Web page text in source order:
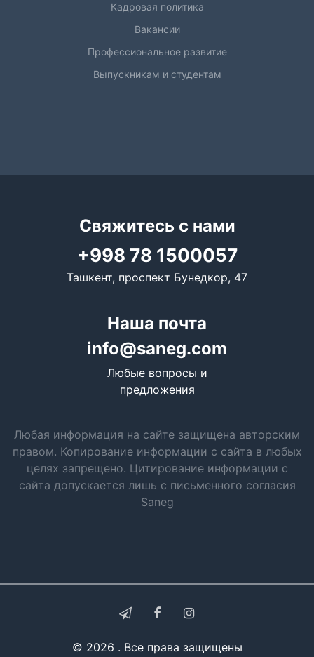
Кадровая политика
Вакансии
Профессиональное развитие
Выпускникам и студентам
Свяжитесь с нами
+998 78 1500057
Ташкент, проспект Бунедкор, 47
Наша почта
info@saneg.com
Любые вопросы и
предложения
Любая информация на сайте защищена авторским
правом. Копирование информации с сайта в любых
целях запрещено. Цитирование информации с
сайта допускается лишь с письменного согласия
Saneg
© 2026 . Все права защищены